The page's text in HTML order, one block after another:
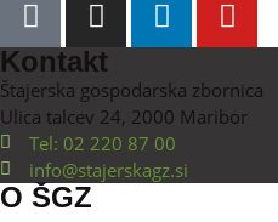
Kontakt
Štajerska gospodarska zbornica
Ulica talcev 24, 2000 Maribor
Tel: 02 220 87 00
info@stajerskagz.si
O ŠGZ